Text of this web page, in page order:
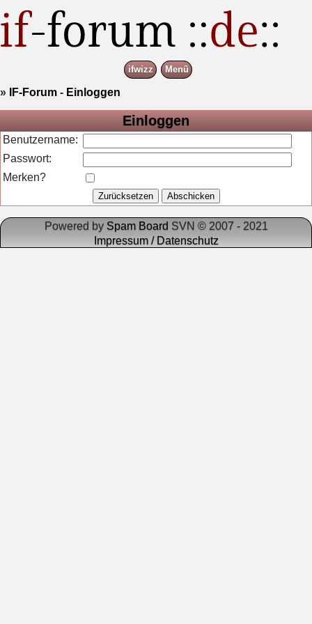
ifwizz Menü
» IF-Forum - Einloggen
Einloggen
Benutzername:
Passwort:
Merken?
Powered by Spam Board SVN © 2007 - 2021
Impressum / Datenschutz